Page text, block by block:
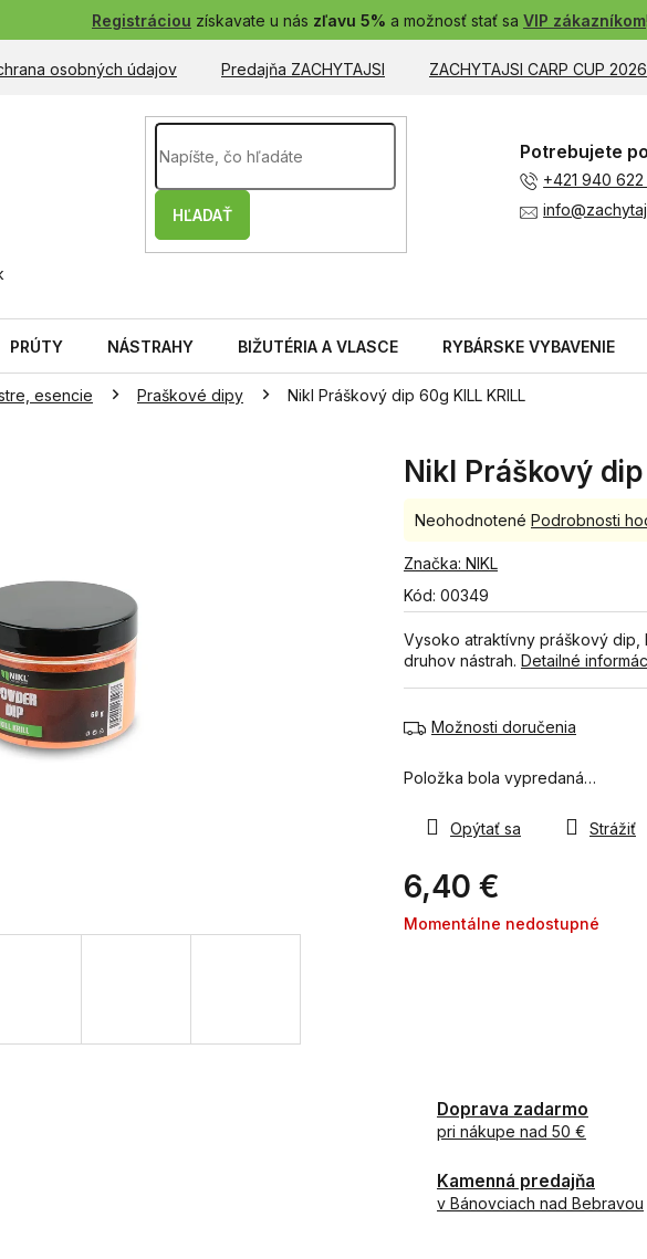
Registráciou získavate u nás zľavu 5% a možnosť stať sa VIP zákazníkom!
osobných údajov Predajňa ZACHYTAJSI ZACHYTAJSI CARP CUP 2026
HĽADAŤ
Potrebujete
+421 940
PRÚTY NÁSTRAHY BIŽUTÉRIA A VLASCE RYBÁRSKE VYBAVENIE
esencie Praškové dipy Nikl Práškový dip 60g KILL KRILL
Nikl Práškový
Kód: 00349
6,40 €
Jednotková
Momentálne nedostupné
Možnosti doručenia
Položka bola vypredaná…
Vysoko atraktívny práškový
druhov nástrah. Detailné
Opýtať sa Strážiť
Priemerné
produktu
0,0
5
hviezdičiek.
Neohodnotené Podrobnosti
Značka: NIKL
Doprava zadarmo
pri nákupe nad 50 €
Kamenná predajňa
v Bánovciach nad Bebravou